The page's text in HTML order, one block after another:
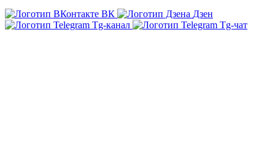
ВК
Дзен
Tg-канал
Tg-чат